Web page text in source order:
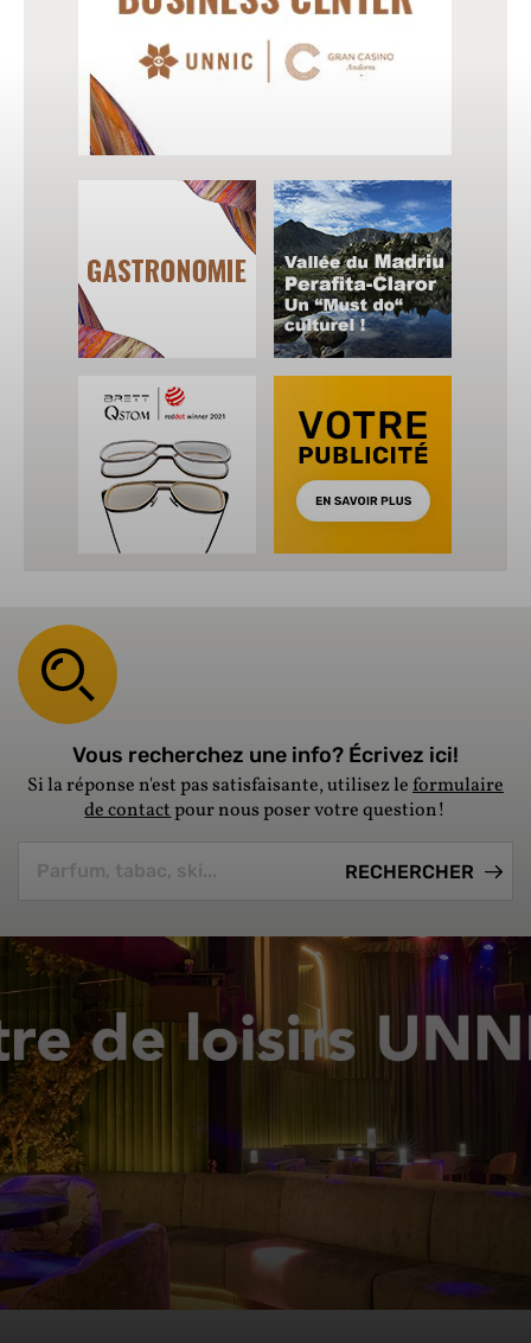
Vous recherchez une info? Écrivez ici!
Si la réponse n'est pas satisfaisante, utilisez leformulaire
de contactpour nous poser votre question!